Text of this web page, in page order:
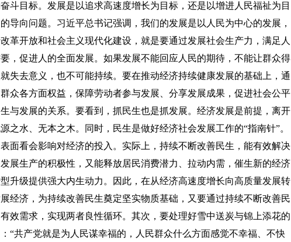
斗目标。发展是以追求高速度增长为目标，还是以增进人民福祉为目
导向问题。习近平总书记强调，我们的发展是以人民为中心的发展，
革开放和社会主义现代化建设，就是要通过发展社会生产力，满足人
，促进人的全面发展。如果发展不能回应人民的期待，不能让群众得
失去意义，也不可能持续。要在推动经济持续健康发展的基础上，通
众各方面权益，保障劳动者参与发展、分享发展成果，促进社会公平
与发展的关系。要看到，抓民生也是抓发展。经济发展是前提，离开
之水、无本之木。同时，民生是做好经济社会发展工作的“指南针”。
面看会影响对经济的投入。实际上，持续不断改善民生，能有效解决
展生产的积极性，又能释放居民消费潜力、拉动内需，催生新的经济
升级提供强大内生动力。因此，在从经济高速度增长向高质量发展转
经济，为持续改善民生奠定坚实物质基础，又要通过持续不断改善民
效需求，实现两者良性循环。其次，要处理好雪中送炭与锦上添花的
“共产党就是为人民谋幸福的，人民群众什么方面感觉不幸福、不快